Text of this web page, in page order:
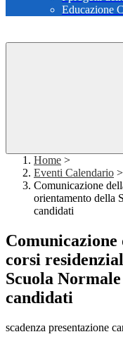
Educazione
Home >
Eventi Calendario >
Comunicazione
orientamento della
candidati
corsi
Scuola
candidati
scadenza presentazione